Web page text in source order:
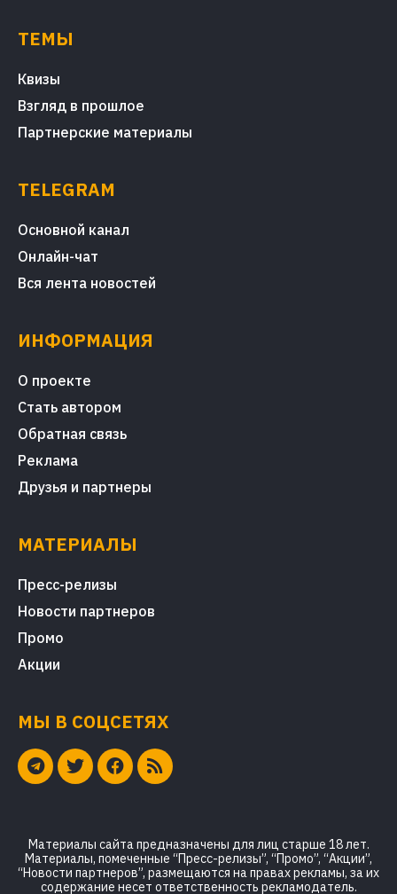
ТЕМЫ
Квизы
Взгляд в прошлое
Партнерские материалы
TELEGRAM
Основной канал
Онлайн-чат
Вся лента новостей
ИНФОРМАЦИЯ
О проекте
Стать автором
Обратная связь
Реклама
Друзья и партнеры
МАТЕРИАЛЫ
Пресс-релизы
Новости партнеров
Промо
Акции
МЫ В СОЦСЕТЯХ
Материалы сайта предназначены для лиц старше 18 лет.
Материалы, помеченные “Пресс-релизы”, “Промо”, “Акции”,
“Новости партнеров”, размещаются на правах рекламы, за их
содержание несет ответственность рекламодатель.